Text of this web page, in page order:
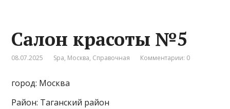
Салон красоты №5
08.07.2025 Spa, Москва, Справочная Комментарии: 0
город: Москва
Район: Таганский район